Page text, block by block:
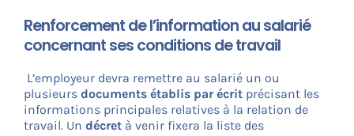
Renforcement de l’information au salarié
concernant ses conditions de travail
L’employeur devra remettre au salarié un ou
plusieurs documents établis par écrit précisant les
informations principales relatives à la relation de
travail. Un décret à venir fixera la liste des